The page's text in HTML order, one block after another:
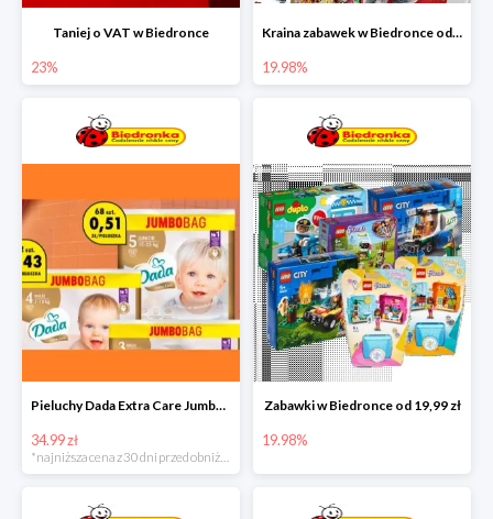
Taniej o VAT w Biedronce
23%
Kraina zabawek w Biedronce od 19,99 zł
19.98%
Pieluchy Dada Extra Care Jumbo Bag w super cenie
34.99 zł
*najniższa cena z 30 dni przed obniżką
Zabawki w Biedronce od 19,99 zł
19.98%